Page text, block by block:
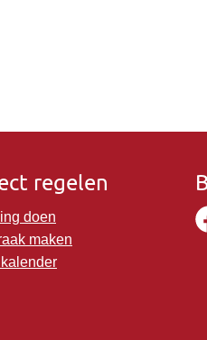
regelen
doen
maken